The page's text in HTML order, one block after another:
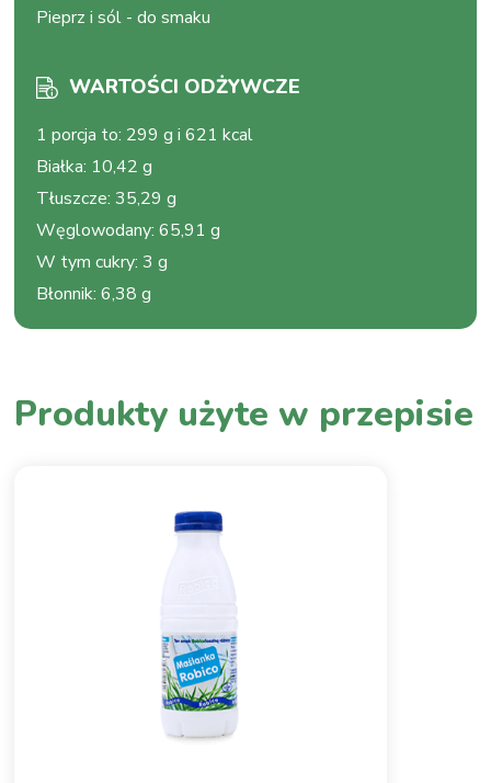
Pieprz i sól -do smaku
WARTOŚCI ODŻYWCZE
1 porcja to: 299 g i 621 kcal
Białka: 10,42 g
Tłuszcze:35,29 g
Węglowodany:65,91 g
W tym cukry:3 g
Błonnik:6,38 g
Produkty użyte w przepisie